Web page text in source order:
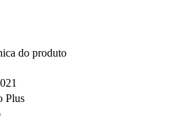
do produto
Plus